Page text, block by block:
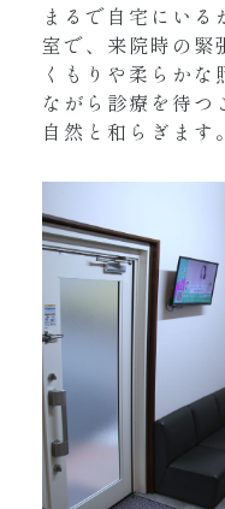
まるで自宅にい
室で、来院時の緊
くもりや柔らか
ながら診療を待つ
自然と和らぎます。